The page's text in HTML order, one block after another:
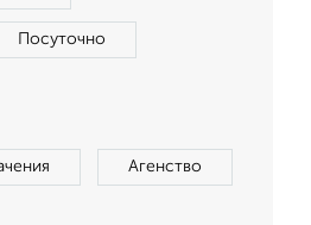
Посуточно
Агенство